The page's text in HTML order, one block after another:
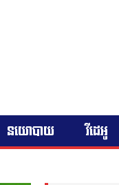
នយោបាយ វីដេអូ